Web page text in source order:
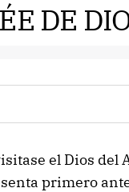
DE
el Dios
primero